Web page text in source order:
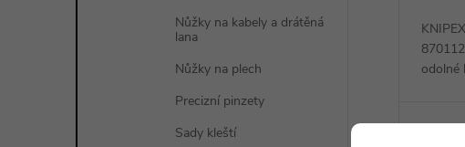
Nůžky na kabely a drátěná
lana
Nůžky na plech
Precizní pinzety
Sady kleští
odolné